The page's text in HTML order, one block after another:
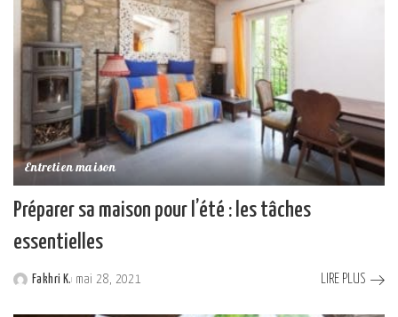
Entretien maison
Préparer sa maison pour l’été : les tâches
essentielles
by
Fakhri K. mai 28, 2021 LIRE PLUS